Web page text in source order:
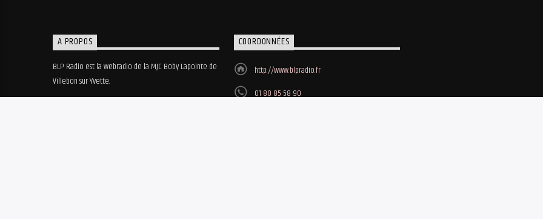
A PROPOS
BLP Radio est la webradio de la MJC Boby Lapointe de
Villebon sur Yvette.
COORDONNÉES
http://www.blpradio.fr
01 80 85 58 90